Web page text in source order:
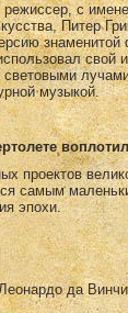
с
Питер
свой
световыми
музыкой.
проектов
самым
эпохи.
да